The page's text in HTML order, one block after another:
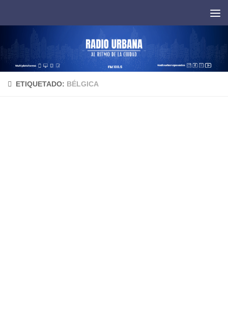
ETIQUETADO: BÉLGICA